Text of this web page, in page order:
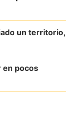
un territorio,
en pocos